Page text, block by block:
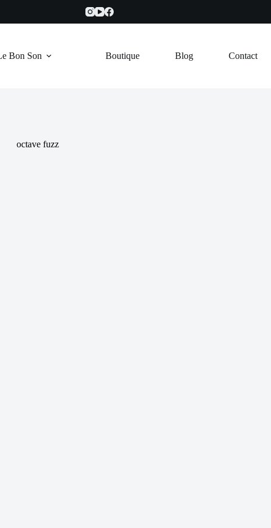
Bon Son Boutique Blog Contact
octave fuzz